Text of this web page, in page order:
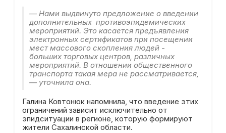
— Нами выдвинуто предложение о введении
дополнительных противоэпидемических
мероприятий. Это касается предъявления
электронных сертификатов при посещении
мест массового скопления людей -
больших торговых центров, различных
мероприятий. В отношении общественного
транспорта такая мера не рассматривается,
— уточнила она.
Галина Ковтонюк напомнила, что введение этих
ограничений зависит исключительно от
эпидситуации в регионе, которую формируют
жители Сахалинской области.